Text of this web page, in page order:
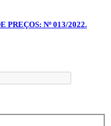
PREÇOS: Nº 013/2022.